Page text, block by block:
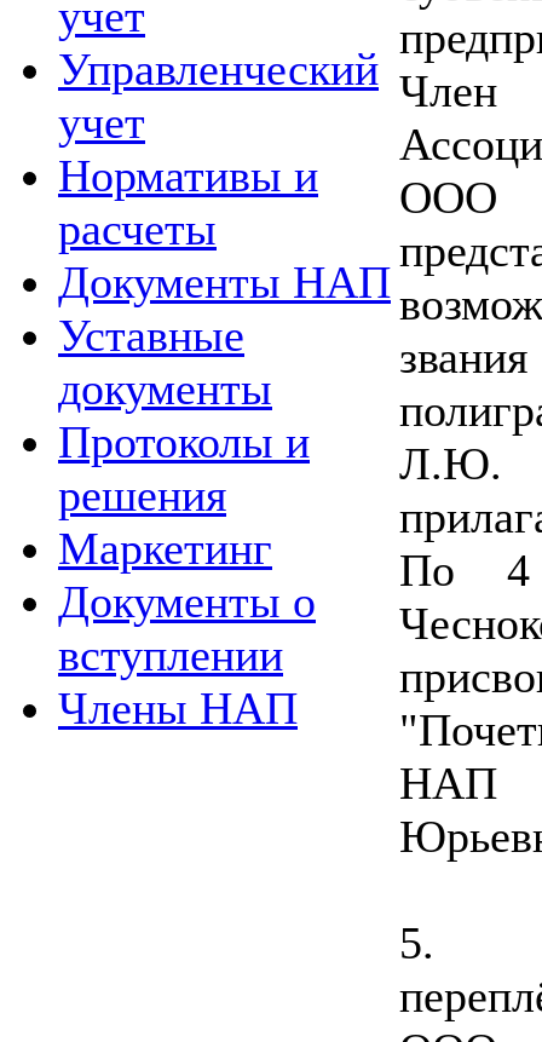
учет
Управленческий
учет
Нормативы и
расчеты
Документы НАП
Уставные
документы
Протоколы и
решения
Маркетинг
Документы о
вступлении
Члены НАП
ООО
Л.Ю.
По 4
НАП
5.